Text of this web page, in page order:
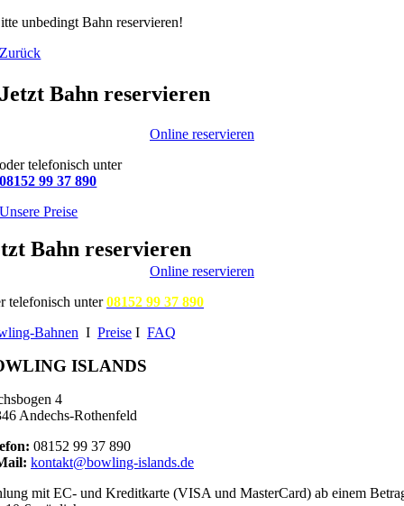
unbedingt Bahn reservieren!
Zurück
Jetzt Bahn reservieren
Online reservieren
oder telefonisch unter
08152 99 37 890
Unsere Preise
Bahn reservieren
Online reservieren
telefonisch unter08152 99 37 890
Bahnen I Preise I FAQ
ISLANDS
4
Andechs-Rothenfeld
08152 99 37 890
kontakt@bowling-islands.de
mit EC- und Kreditkarte (VISA und MasterCard) ab einem